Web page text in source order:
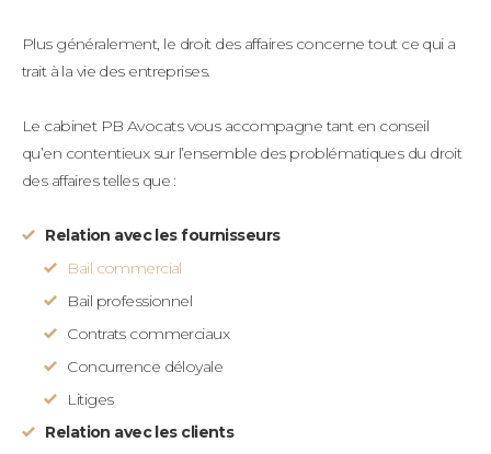
Plus généralement, le droit des affaires concerne tout ce qui a
trait à la vie des entreprises.
Le cabinet PB Avocats vous accompagne tant en conseil
qu’en contentieux sur l’ensemble des problématiques du droit
des affaires telles que :
Relation avec les fournisseurs
Bail commercial
Bail professionnel
Contrats commerciaux
Concurrence déloyale
Litiges
Relation avec les clients